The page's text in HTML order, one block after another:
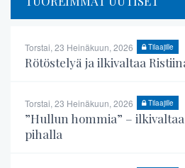
Torstai, 23 Heinäkuun, 2026 Tilaajille
Rötöstelyä ja ilkivaltaa
Torstai, 23 Heinäkuun, 2026 Tilaajille
”Hullun hommia” –
pihalla